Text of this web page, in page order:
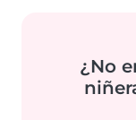
¿No